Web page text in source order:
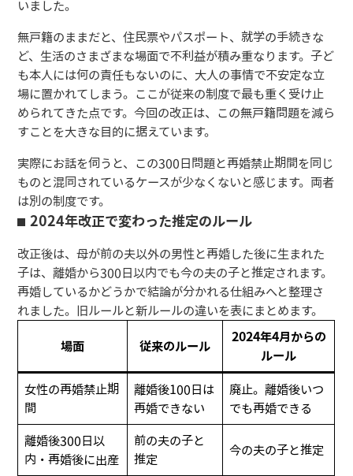
いました。
無戸籍のままだと、住民票やパスポート、就学の手続きな
ど、生活のさまざまな場面で不利益が積み重なります。子ど
も本人には何の責任もないのに、大人の事情で不安定な立
場に置かれてしまう。ここが従来の制度で最も重く受け止
められてきた点です。今回の改正は、この無戸籍問題を減ら
すことを大きな目的に据えています。
実際にお話を伺うと、この300日問題と再婚禁止期間を同じ
ものと混同されているケースが少なくないと感じます。両者
は別の制度です。
2024年改正で変わった推定のルール
改正後は、母が前の夫以外の男性と再婚した後に生まれた
子は、離婚から300日以内でも今の夫の子と推定されます。
再婚しているかどうかで結論が分かれる仕組みへと整理さ
れました。旧ルールと新ルールの違いを表にまとめます。
場面 従来のルール
2024年4月からの
ルール
女性の再婚禁止期
間
離婚後100日は
再婚できない
廃止。離婚後いつ
でも再婚できる
離婚後300日以
内・再婚後に出産
前の夫の子と
推定
今の夫の子と推定